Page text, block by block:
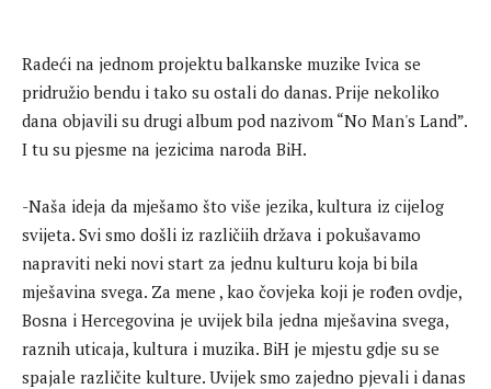
Radeći na jednom projektu balkanske muzike Ivica se
pridružio bendu i tako su ostali do danas. Prije nekoliko
dana objavili su drugi album pod nazivom “No Man's Land”.
I tu su pjesme na jezicima naroda BiH.
-Naša ideja da mješamo što više jezika, kultura iz cijelog
svijeta. Svi smo došli iz različiih država i pokušavamo
napraviti neki novi start za jednu kulturu koja bi bila
mješavina svega. Za mene , kao čovjeka koji je rođen ovdje,
Bosna i Hercegovina je uvijek bila jedna mješavina svega,
raznih uticaja, kultura i muzika. BiH je mjestu gdje su se
spajale različite kulture. Uvijek smo zajedno pjevali i danas